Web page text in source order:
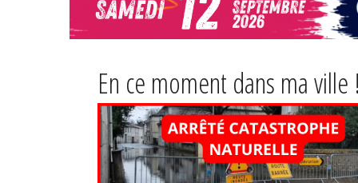
En ce moment dans ma ville